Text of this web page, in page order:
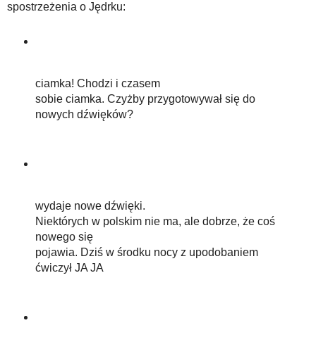
spostrzeżenia o Jędrku:
ciamka! Chodzi i czasem
sobie ciamka. Czyżby przygotowywał się do
nowych dźwięków?
wydaje nowe dźwięki.
Niektórych w polskim nie ma, ale dobrze, że coś
nowego się
pojawia. Dziś w środku nocy z upodobaniem
ćwiczył JA JA